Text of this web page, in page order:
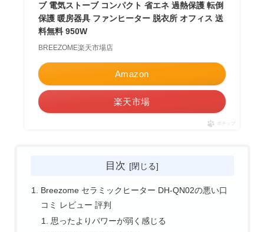
ブ 電気ストーブ コンパクト 省エネ 過熱保護 転倒
保護 暖房器具 ファンヒーター 脱衣所 オフィス 送
料無料 950W
BREEZOME楽天市場店
Amazon
楽天市場
ポチップ
目次
Breezome セラミックヒーター DH-QN02の悪い口
コミ レビュー 評判
思ったよりパワーが弱く感じる